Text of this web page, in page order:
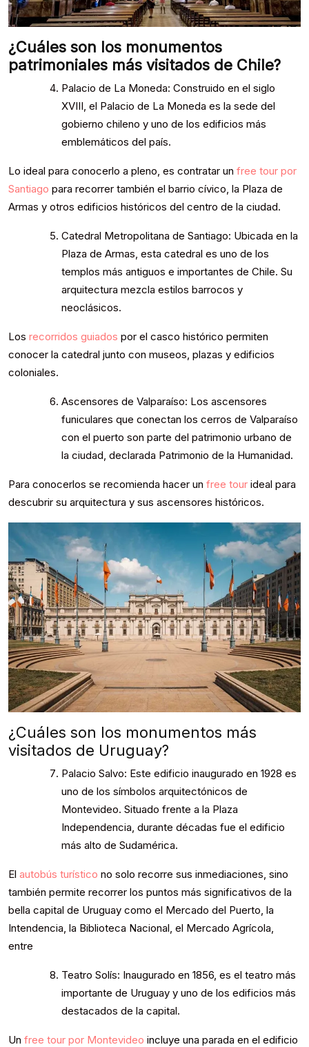
¿Cuáles son los monumentos
patrimoniales más visitados de Chile?
Palacio de La Moneda: Construido en el siglo
XVIII, el Palacio de La Moneda es la sede del
gobierno chileno y uno de los edificios más
emblemáticos del país.
Lo ideal para conocerlo a pleno, es contratar un free tour por
Santiago para recorrer también el barrio cívico, la Plaza de
Armas y otros edificios históricos del centro de la ciudad.
Catedral Metropolitana de Santiago: Ubicada en la
Plaza de Armas, esta catedral es uno de los
templos más antiguos e importantes de Chile. Su
arquitectura mezcla estilos barrocos y
neoclásicos.
Los recorridos guiados por el casco histórico permiten
conocer la catedral junto con museos, plazas y edificios
coloniales.
Ascensores de Valparaíso: Los ascensores
funiculares que conectan los cerros de Valparaíso
con el puerto son parte del patrimonio urbano de
la ciudad, declarada Patrimonio de la Humanidad.
Para conocerlos se recomienda hacer un free tour ideal para
descubrir su arquitectura y sus ascensores históricos.
¿Cuáles son los monumentos más
visitados de Uruguay?
Palacio Salvo: Este edificio inaugurado en 1928 es
uno de los símbolos arquitectónicos de
Montevideo. Situado frente a la Plaza
Independencia, durante décadas fue el edificio
más alto de Sudamérica.
El autobús turístico no solo recorre sus inmediaciones, sino
también permite recorrer los puntos más significativos de la
bella capital de Uruguay como el Mercado del Puerto, la
Intendencia, la Biblioteca Nacional, el Mercado Agrícola,
entre
Teatro Solís: Inaugurado en 1856, es el teatro más
importante de Uruguay y uno de los edificios más
destacados de la capital.
Un free tour por Montevideo incluye una parada en el edificio